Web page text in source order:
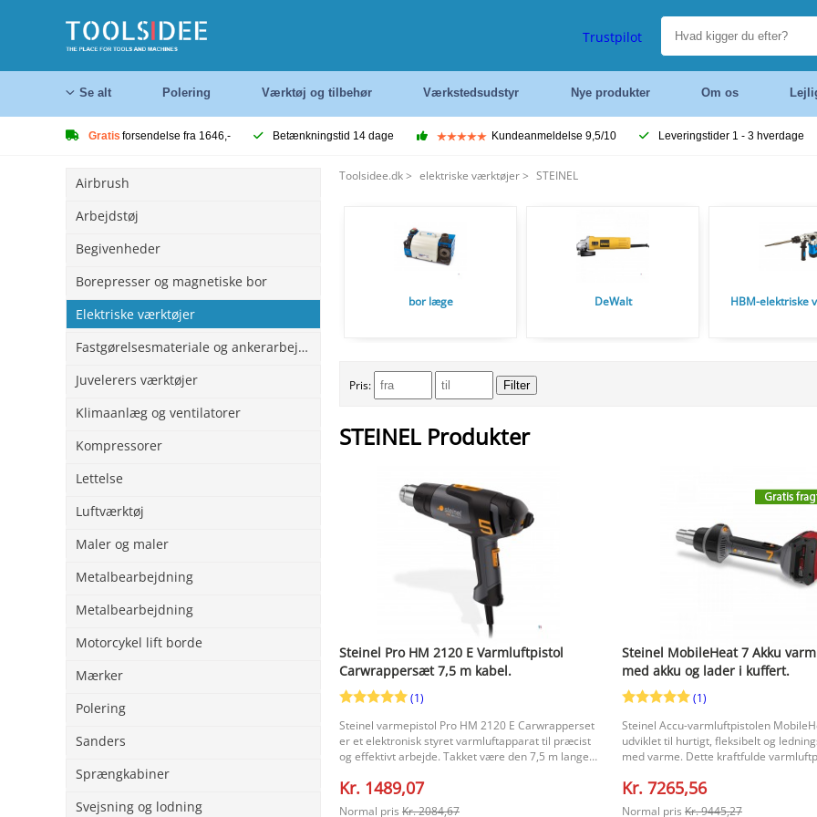
Trustpilot
Se alt Polering Værktøj og tilbehør Værkstedsudstyr Nye produkter Om os
Gratis forsendelse fra 1646,- Betænkningstid 14 dage Kundeanmeldelse 9,5/10 Leveringstider 1 - 3 hverdage
Airbrush
Arbejdstøj
Begivenheder
Borepresser og magnetiske bor
Elektriske værktøjer
Fastgørelsesmateriale og ankerarbejde
Juvelerers værktøjer
Klimaanlæg og ventilatorer
Kompressorer
Lettelse
Luftværktøj
Maler og maler
Metalbearbejdning
Metalbearbejdning
Motorcykel lift borde
Mærker
Polering
Sanders
Sprængkabiner
Svejsning og lodning
Toolsidee.dk> elektriske værktøjer> STEINEL
bor læge DeWalt HBM-elektriske
Pris:
STEINEL Produkter
Steinel Pro HM 2120 E Varmluftpistol
Carwrappersæt 7,5 m kabel.
(1)
Steinel varmepistol Pro HM 2120 E Carwrapperset
er et elektronisk styret varmluftapparat til præcist
og effektivt arbejde. Takket være den 7,5 m lange
bevægelsesfrihed, hvilket gør den velegnet til
Kr. 1489,07
Normal pris Kr. 2084,67
Steinel MobileHeat 7 Akku
med akku og lader i kuffert.
(1)
Steinel Accu-varmluftpistolen
udviklet til hurtigt, fleksibelt og
med varme. Dette kraftfulde
velegnet til mange forskellige opgaver,
Kr. 7265,56
Normal pris Kr. 9445,27